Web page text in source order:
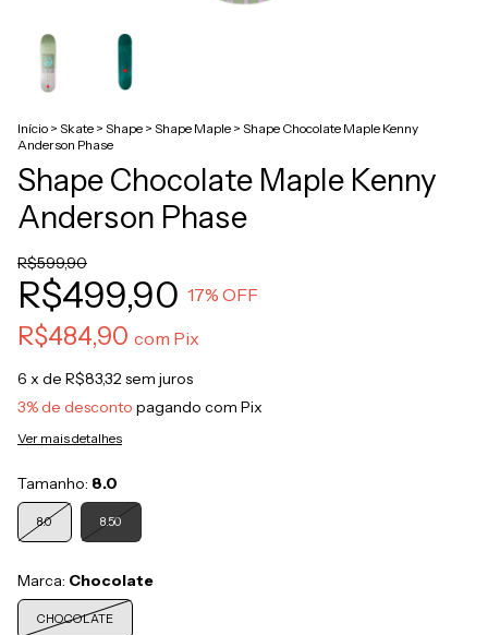
Início > Skate > Shape > Shape Maple > Shape Chocolate Maple Kenny
Anderson Phase
Shape Chocolate Maple Kenny
Anderson Phase
R$599,90
R$499,90 17% OFF
R$484,90 com Pix
6 x de R$83,32sem juros
3% de desconto pagando com Pix
Ver mais detalhes
Tamanho: 8.0
8.0 8.50
Marca: Chocolate
CHOCOLATE